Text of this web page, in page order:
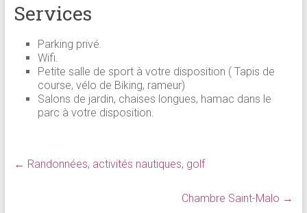
Services
Parking privé.
Wifi.
Petite salle de sport à votre disposition ( Tapis de
course, vélo de Biking, rameur)
Salons de jardin, chaises longues, hamac dans le
parc à votre disposition.
← Randonnées, activités nautiques, golf
Chambre Saint-Malo →